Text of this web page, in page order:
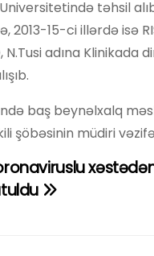
təhsil
15-ci illərdə isə
adına Klinikada
baş beynəlxalq
şöbəsinin müdiri